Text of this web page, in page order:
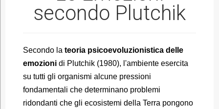
secondo Plutchik
Secondo la teoria psicoevoluzionistica delle
emozionidi Plutchik (1980), l'ambiente esercita
su tutti gli organismi alcune pressioni
fondamentali che determinano problemi
ridondanti che gli ecosistemi della Terra pongono